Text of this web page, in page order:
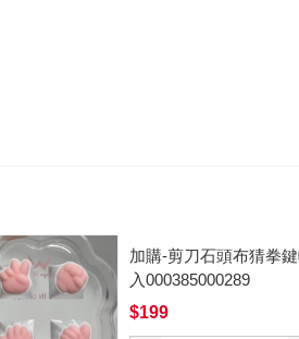
加購-剪刀石頭布猜拳
入000385000289
$199